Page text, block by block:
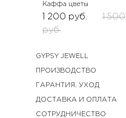
Каффа цветы
1 200 руб.
1 500
руб.
GYPSY JEWELL
ПРОИЗВОДСТВО
ГАРАНТИЯ. УХОД
ДОСТАВКА И ОПЛАТА
СОТРУДНИЧЕСТВО